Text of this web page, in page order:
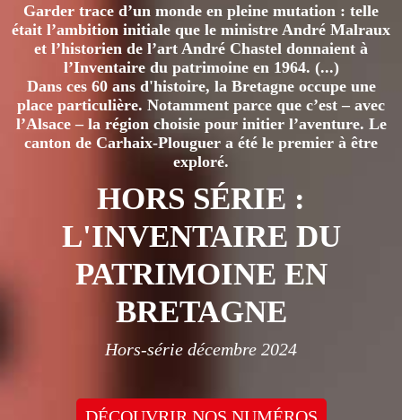
Garder trace d’un monde en pleine mutation : telle
était l’ambition initiale que le ministre André Malraux
et l’historien de l’art André Chastel donnaient à
l’Inventaire du patrimoine en 1964. (...)
Dans ces 60 ans d'histoire, la Bretagne occupe une
place particulière. Notamment parce que c’est – avec
l’Alsace – la région choisie pour initier l’aventure. Le
canton de Carhaix-Plouguer a été le premier à être
exploré.
HORS SÉRIE :
L'INVENTAIRE DU
PATRIMOINE EN
BRETAGNE
Hors-série décembre 2024